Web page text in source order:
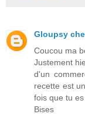
Gloupsy
Coucou ma
Justement
d'un
recette est
fois que tu
Bises